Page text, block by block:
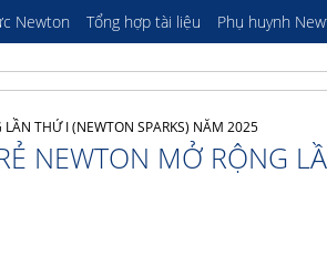
Newton Tổng hợp tài liệu Phụ huynh
THỨ I (NEWTON SPARKS) NĂM 2025
NEWTON MỞ RỘNG